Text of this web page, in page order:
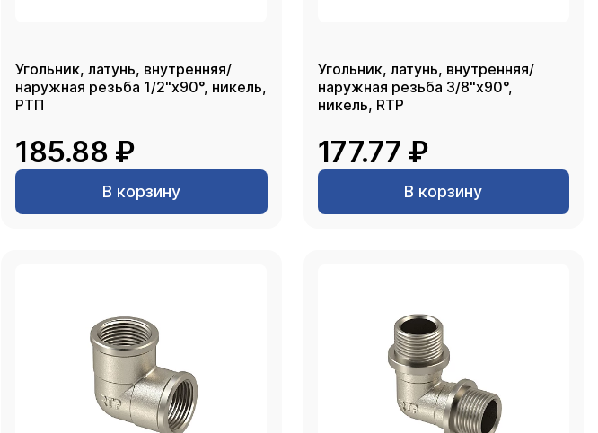
Угольник, латунь, внутренняя/
наружная резьба 1/2"х90°, никель,
РТП
185.88 ₽
В корзину
Угольник, латунь, внутренняя/
наружная резьба 3/8"х90°,
никель, RTP
177.77 ₽
В корзину